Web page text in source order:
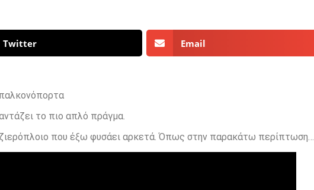
Twitter Email
το πιο απλό πράγμα.
που έξω φυσάει αρκετά. Όπως στην παρακάτω περίπτωση…